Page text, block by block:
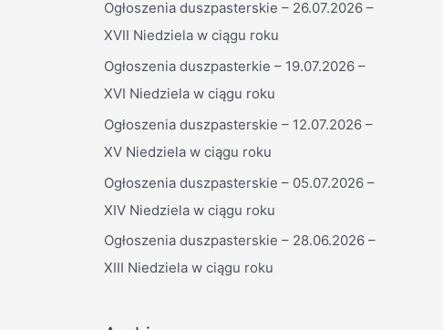
n
n
a
c
h
:
Ogłoszenia duszpasterskie – 26.07.2026 –
XVII Niedziela w ciągu roku
Ogłoszenia duszpasterkie – 19.07.2026 –
XVI Niedziela w ciągu roku
Ogłoszenia duszpasterskie – 12.07.2026 –
XV Niedziela w ciągu roku
Ogłoszenia duszpasterskie – 05.07.2026 –
XIV Niedziela w ciągu roku
Ogłoszenia duszpasterskie – 28.06.2026 –
XIII Niedziela w ciągu roku